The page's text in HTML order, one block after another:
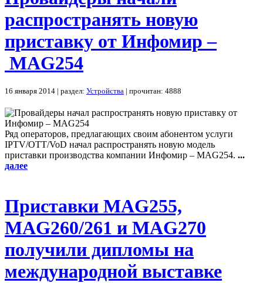
распространять новую
приставку от Инфомир –
MAG254
16 января 2014 | раздел: Устройства | прочитан: 4888
Ряд операторов, предлагающих своим абонентом услуги
IPTV/OTT/VoD начал распространять новую модель
приставки производства компании Инфомир – MAG254. ...
далее
Приставки MAG255,
MAG260/261 и MAG270
получили дипломы на
международной выставке